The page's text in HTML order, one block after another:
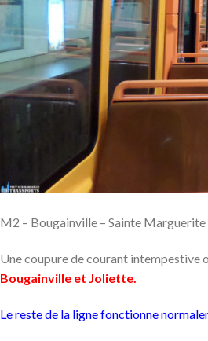
M2 – Bougainville – Sainte
Une coupure de courant
Bougainville et Joliette.
Le reste de la ligne fonctionne